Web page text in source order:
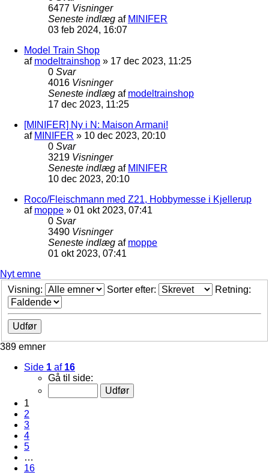
6477 Visninger
Seneste indlæg af MINIFER
03 feb 2024, 16:07
Model Train Shop
af modeltrainshop » 17 dec 2023, 11:25
0 Svar
4016 Visninger
Seneste indlæg af modeltrainshop
17 dec 2023, 11:25
[MINIFER] Ny i N: Maison Armani!
af MINIFER » 10 dec 2023, 20:10
0 Svar
3219 Visninger
Seneste indlæg af MINIFER
10 dec 2023, 20:10
Roco/Fleischmann med Z21, Hobbymesse i Kjellerup
af moppe » 01 okt 2023, 07:41
0 Svar
3490 Visninger
Seneste indlæg af moppe
01 okt 2023, 07:41
Nyt emne
Visning:
Sorter efter: Retning:
389 emner
Side 1 af 16
Gå til side:
1
2
3
4
5
…
16